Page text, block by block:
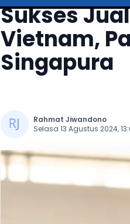
Sukses
Vietnam,
Singapura
Rahmat Jiwandono
Selasa 13 Agustus 2024,